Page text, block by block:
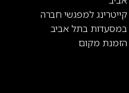
קייטרינג למפגשי חברה
במסעדות בתל אביב
הזמנת מקום